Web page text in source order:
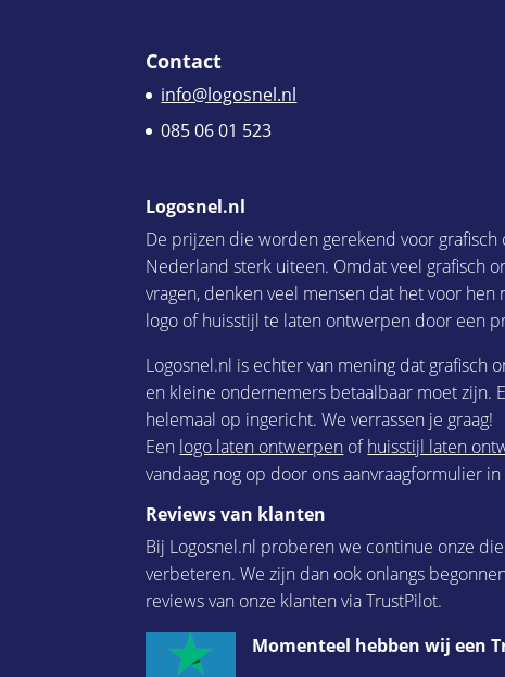
Contact
info@logosnel.nl
085 06 01 523
Logosnel.nl
De prijzen die worden gerekend voor
Nederland sterk uiteen. Omdat veel grafisch
vragen, denken veel mensen dat het voor hen
logo of huisstijl te laten ontwerpen door een
Logosnel.nl is echter van mening dat grafisch
en kleine ondernemers betaalbaar moet zijn.
helemaal op ingericht. We verrassen je graag!
Een logo laten ontwerpen ofhuisstijl laten
vandaag nog op door ons aanvraagformulier
Reviews van klanten
Bij Logosnel.nl proberen we continue onze
verbeteren. We zijn dan ook onlangs
reviews van onze klanten via TrustPilot.
Momenteel hebben wij een